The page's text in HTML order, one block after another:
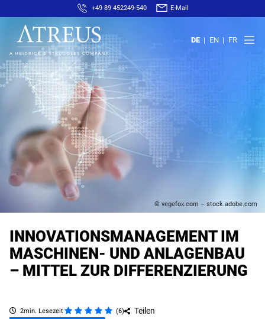
+49 89 452249-540 E-Mail
DE EN FR
© vegefox.com – stock.adobe.com
INNOVATIONSMANAGEMENT IM
MASCHINEN- UND ANLAGENBAU
– MITTEL ZUR DIFFERENZIERUNG
2min. Lesezeit (6)
Teilen